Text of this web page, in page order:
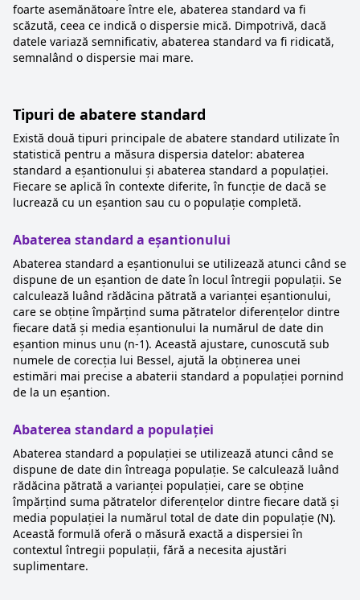
foarte asemănătoare între ele, abaterea standard va fi
scăzută, ceea ce indică o dispersie mică. Dimpotrivă, dacă
datele variază semnificativ, abaterea standard va fi ridicată,
semnalând o dispersie mai mare.
Tipuri de abatere standard
Există două tipuri principale de abatere standard utilizate în
statistică pentru a măsura dispersia datelor: abaterea
standard a eșantionului și abaterea standard a populației.
Fiecare se aplică în contexte diferite, în funcție de dacă se
lucrează cu un eșantion sau cu o populație completă.
Abaterea standard a eșantionului
Abaterea standard a eșantionului se utilizează atunci când se
dispune de un eșantion de date în locul întregii populații. Se
calculează luând rădăcina pătrată a varianței eșantionului,
care se obține împărțind suma pătratelor diferențelor dintre
fiecare dată și media eșantionului la numărul de date din
eșantion minus unu (n-1). Această ajustare, cunoscută sub
numele de corecția lui Bessel, ajută la obținerea unei
estimări mai precise a abaterii standard a populației pornind
de la un eșantion.
Abaterea standard a populației
Abaterea standard a populației se utilizează atunci când se
dispune de date din întreaga populație. Se calculează luând
rădăcina pătrată a varianței populației, care se obține
împărțind suma pătratelor diferențelor dintre fiecare dată și
media populației la numărul total de date din populație (N).
Această formulă oferă o măsură exactă a dispersiei în
contextul întregii populații, fără a necesita ajustări
suplimentare.